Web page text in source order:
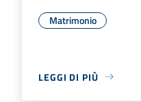
Matrimonio
LEGGI DI PIÙ